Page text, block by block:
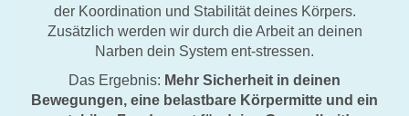
der Koordination und Stabilität deines Körpers.
Zusätzlich werden wir durch die Arbeit an deinen
Narben dein System ent-stressen.
Das Ergebnis: Mehr Sicherheit in deinen
Bewegungen, eine belastbare Körpermitte und ein